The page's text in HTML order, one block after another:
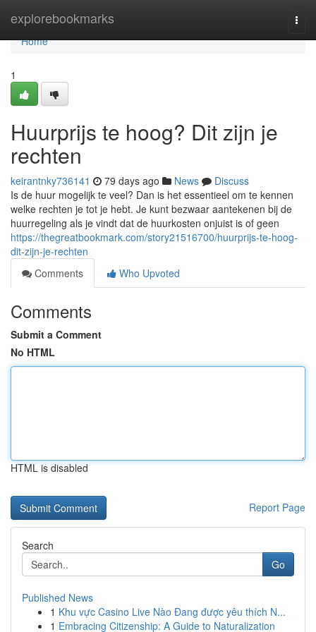
explorebookmarks
Home
Home
1
Huurprijs te hoog? Dit zijn je
rechten
keirantnky736141 79 days ago News
Discuss
Is de huur mogelijk te veel? Dan is het essentieel om te kennen
welke rechten je tot je hebt. Je kunt bezwaar aantekenen bij de
huurregeling als je vindt dat de huurkosten onjuist is of geen
https://thegreatbookmark.com/story21516700/huurprijs-te-hoog-
dit-zijn-je-rechten
Comments
Who Upvoted
Comments
Submit a Comment
No HTML
HTML is disabled
Report Page
Search
Go
Published News
1 Khu vực Casino Live Nào Đang được yêu thích N...
1 Embracing Citizenship: A Guide to Naturalization